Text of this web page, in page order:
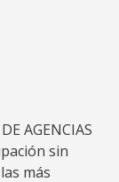
AGENCIAS
sin
más